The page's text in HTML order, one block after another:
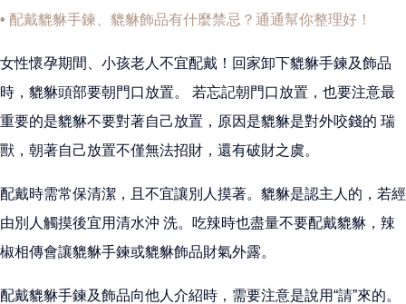
• 配戴貔貅手鍊、貔貅飾品有什麼禁忌？通通幫你整理好！
女性懷孕期間、小孩老人不宜配戴！回家卸下貔貅手鍊及飾品
時，貔貅頭部要朝門口放置。 若忘記朝門口放置，也要注意最
重要的是貔貅不要對著自己放置，原因是貔貅是對外咬錢的 瑞
獸，朝著自己放置不僅無法招財，還有破財之虞。
配戴時需常保清潔，且不宜讓別人摸著。貔貅是認主人的，若經
由別人觸摸後宜用清水沖 洗。吃辣時也盡量不要配戴貔貅，辣
椒相傳會讓貔貅手鍊或貔貅飾品財氣外露。
配戴貔貅手鍊及飾品向他人介紹時，需要注意是說用“請”來的。